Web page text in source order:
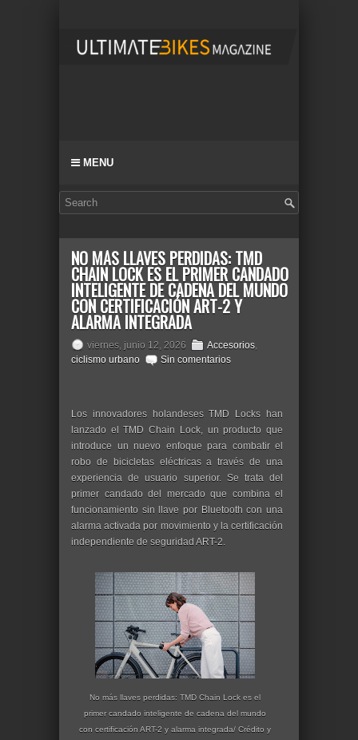
MENU
NO MÁS LLAVES PERDIDAS: TMD
CHAIN LOCK ES EL PRIMER CANDADO
INTELIGENTE DE CADENA DEL MUNDO
CON CERTIFICACIÓN ART-2 Y
ALARMA INTEGRADA
viernes, junio 12, 2026 Accesorios,
ciclismo urbano
Sin comentarios
Los innovadores holandeses TMD Locks han
lanzado el TMD Chain Lock, un producto que
introduce un nuevo enfoque para combatir el
robo de bicicletas eléctricas a través de una
experiencia de usuario superior. Se trata del
primer candado del mercado que combina el
funcionamiento sin llave por Bluetooth con una
alarma activada por movimiento y la certificación
independiente de seguridad ART-2.
No más llaves perdidas: TMD Chain Lock es el
primer candado inteligente de cadena del mundo
con certificación ART-2 y alarma integrada/ Crédito y